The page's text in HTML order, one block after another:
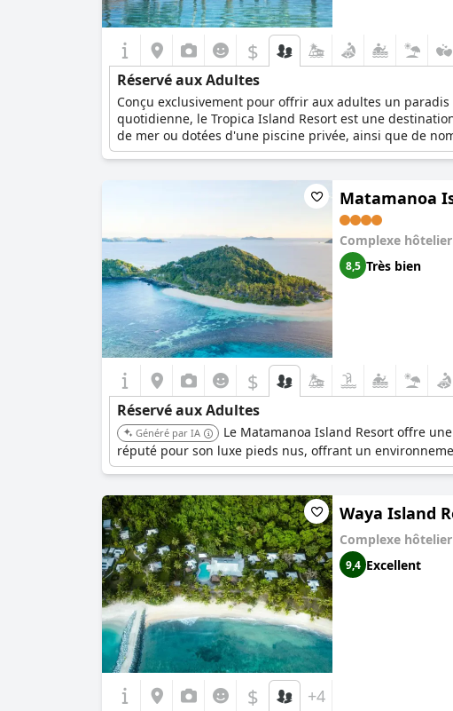
$
Réservé aux Adultes
Conçu exclusivement pour offrir aux adultes un
quotidienne, le Tropica Island Resort est une
de mer ou dotées d'une piscine privée, ainsi que de
est également idéal pour les lunes de miel et les
Matamanoa
Complexe hôtelier
8,5 Très bien
$
Réservé aux Adultes
Généré par IA
Le Matamanoa Island Resort offre
réputé pour son luxe pieds nus, offrant un
Waya Island
Complexe hôtelier
9,4 Excellent
$ +4